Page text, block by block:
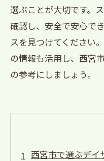
選ぶことが大切です。
確認し、安全で安心で
スを見つけてください
の情報も活用し、西宮
の参考にしましょう。
西宮市で選ぶデイ